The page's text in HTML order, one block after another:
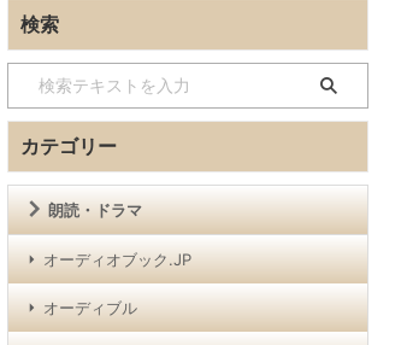
検索
カテゴリー
朗読・ドラマ
オーディオブック.JP
オーディブル